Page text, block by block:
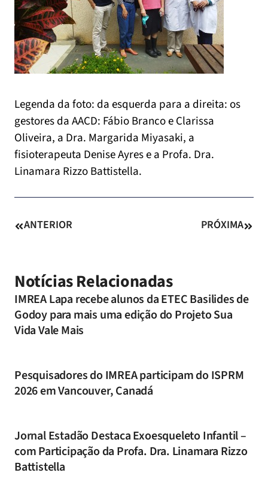
Legenda da foto: da esquerda para a direita: os
gestores da AACD: Fábio Branco e Clarissa
Oliveira, a Dra. Margarida Miyasaki, a
fisioterapeuta Denise Ayres e a Profa. Dra.
Linamara Rizzo Battistella.
ANTERIOR PRÓXIMA
Notícias Relacionadas
IMREA Lapa recebe alunos da ETEC Basilides de
Godoy para mais uma edição do Projeto Sua
Vida Vale Mais
Pesquisadores do IMREA participam do ISPRM
2026 em Vancouver, Canadá
Jornal Estadão Destaca Exoesqueleto Infantil –
com Participação da Profa. Dra. Linamara Rizzo
Battistella